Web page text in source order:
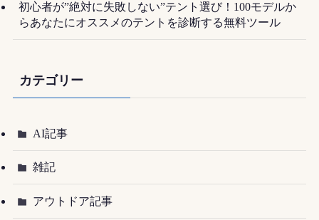
初心者が”絶対に失敗しない”テント選び！100モデルか
らあなたにオススメのテントを診断する無料ツール
カテゴリー
AI記事
雑記
アウトドア記事